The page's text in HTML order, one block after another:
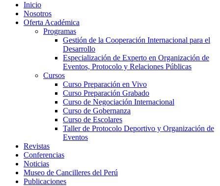
Inicio
Nosotros
Oferta Académica
Programas
Gestión de la Cooperación Internacional para el
Desarrollo
Especialización de Experto en Organización de
Eventos, Protocolo y Relaciones Públicas
Cursos
Curso Preparación en Vivo
Curso Preparación Grabado
Curso de Negociación Internacional
Curso de Gobernanza
Curso de Escolares
Taller de Protocolo Deportivo y Organización de
Eventos
Revistas
Conferencias
Noticias
Museo de Cancilleres del Perú
Publicaciones